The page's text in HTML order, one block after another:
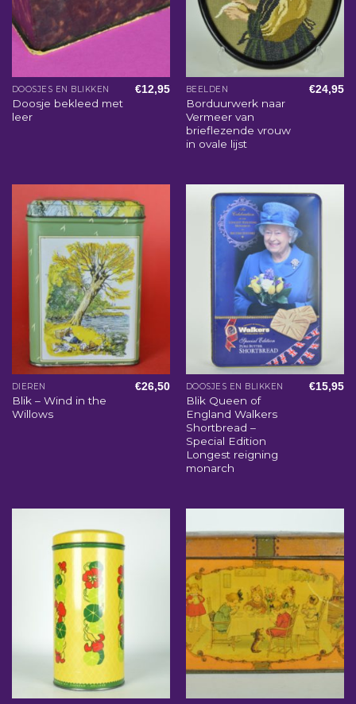
DOOSJES EN BLIKKEN
Doosje bekleed met
leer
€12,95 BEELDEN
Borduurwerk naar
Vermeer van
brieflezende vrouw
in ovale lijst
€24,95
DIEREN
Blik – Wind in the
Willows
€26,50 DOOSJES EN BLIKKEN
Blik Queen of
England Walkers
Shortbread –
Special Edition
Longest reigning
monarch
€15,95